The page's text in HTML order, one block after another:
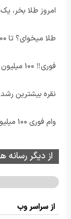
امروز طلا بخر،
طلا میخوای؟ تا 100 میلیون وام فوری خرید طلا‼️
فوری‼️ 100 میلیون وام آنی خرید طلا
نقره بیشترین
وام فوری 100 میلیون تومانی خرید طلا (بدون ضامن)
از دیگر رسانه
از سراسر وب